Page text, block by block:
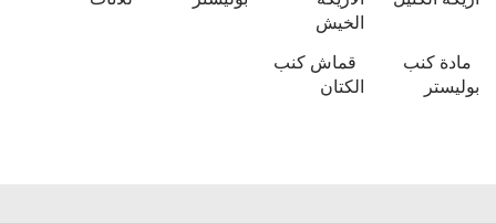
الخيش
مادة كنب
بوليستر
قماش كنب
الكتان